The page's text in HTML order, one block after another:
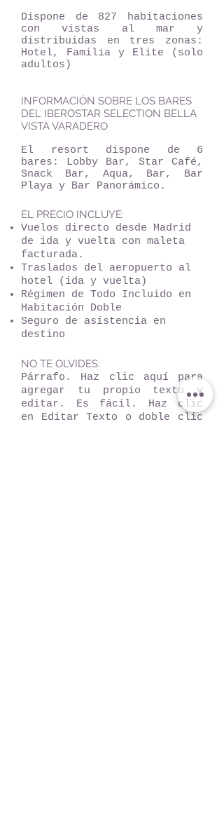
Dispone de 827 habitaciones
con vistas al mar y
distribuidas en tres zonas:
Hotel, Familia y Elite (solo
adultos)
INFORMACIÓN SOBRE LOS BARES
DEL IBEROSTAR SELECTION BELLA
VISTA VARADERO
El resort dispone de 6
bares: Lobby Bar, Star Café,
Snack Bar, Aqua, Bar, Bar
Playa y Bar Panorámico.
EL PRECIO INCLUYE:
Vuelos directo desde Madrid
de ida y vuelta con maleta
facturada.
Traslados del aeropuerto al
hotel (ida y vuelta)
Régimen de Todo Incluido en
Habitación Doble
Seguro de asistencia en
destino
NO TE OLVIDES:
Párrafo. Haz clic aquí para
agregar tu propio texto y
editar. Es fácil. Haz clic
en Editar Texto o doble clic